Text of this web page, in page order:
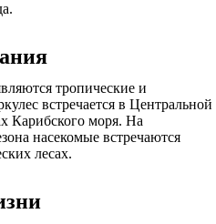
тропические и
встречается в Центральной
Карибского моря. На
насекомые встречаются
лесах.